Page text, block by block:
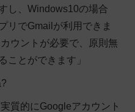
し、Windows10の場合
リでGmailが利用できま
ウントが必要で、原則無
ことができます」
質的にGoogleアカウント